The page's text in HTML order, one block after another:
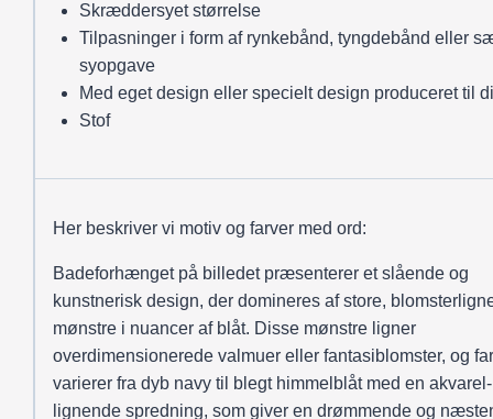
Skræddersyet størrelse
Tilpasninger i form af rynkebånd, tyngdebånd eller
syopgave
Med eget design eller specielt design produceret til
Stof
Her beskriver vi motiv og farver med ord:
Badeforhænget på billedet præsenterer et slående og
kunstnerisk design, der domineres af store,
mønstre i nuancer af blåt. Disse mønstre ligner
overdimensionerede valmuer eller fantasiblomster, og
varierer fra dyb navy til blegt himmelblåt med en akvarel-
lignende spredning, som giver en drømmende og